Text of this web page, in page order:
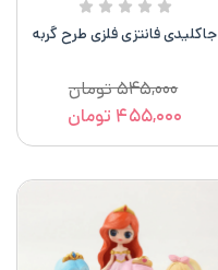
جاکلیدی فانتزی فلزی طرح گربه
۵۴۵,۰۰۰تومان
۴۵۵,۰۰۰ تومان